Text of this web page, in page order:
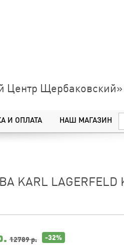
Центр Щербаковский»
И ОПЛАТА НАШ МАГАЗИН
KARL LAGERFELD
12789 р. -32%